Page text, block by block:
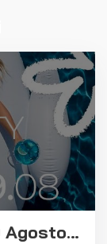
POOL PARTY - Domenica 9 Agosto 2026